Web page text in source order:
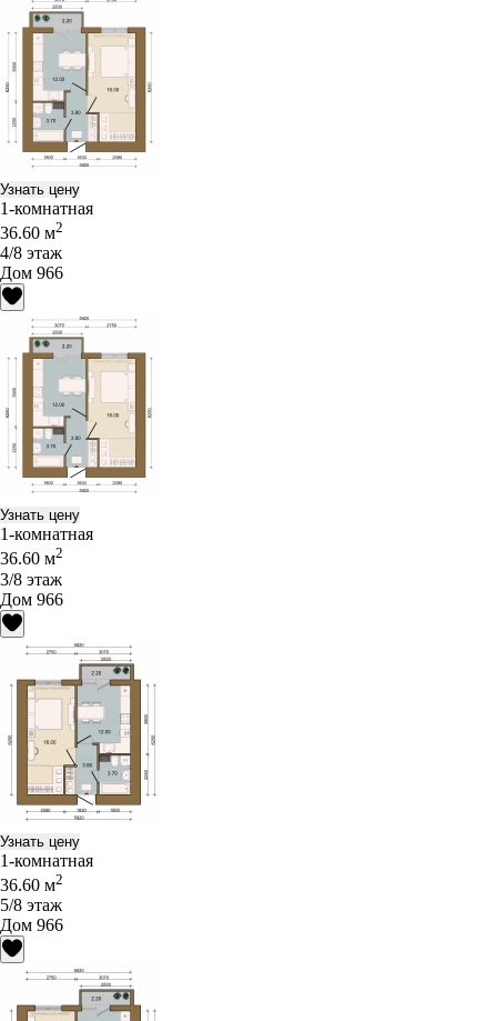
Узнать цену
1-комнатная
36.60 м2
4/8 этаж
Дом 966
Узнать цену
1-комнатная
36.60 м2
3/8 этаж
Дом 966
Узнать цену
1-комнатная
36.60 м2
5/8 этаж
Дом 966